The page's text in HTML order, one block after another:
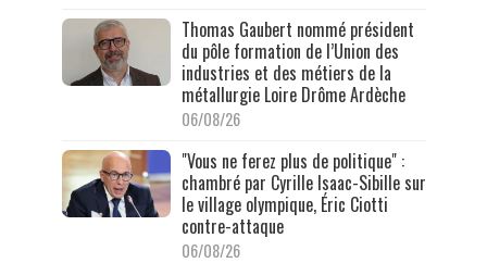
Thomas Gaubert nommé président
du pôle formation de l’Union des
industries et des métiers de la
métallurgie Loire Drôme Ardèche
06/08/26
"Vous ne ferez plus de politique" :
chambré par Cyrille Isaac-Sibille sur
le village olympique, Éric Ciotti
contre-attaque
06/08/26